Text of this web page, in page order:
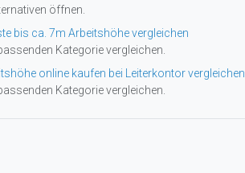
öffnen.
bis ca. 7m Arbeitshöhe vergleichen
Kategorie vergleichen.
online kaufen bei Leiterkontor vergleichen
Kategorie vergleichen.